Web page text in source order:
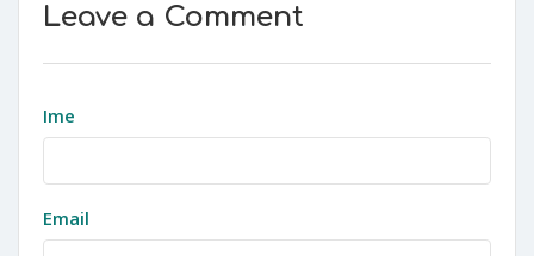
Leave a Comment
Ime
Email